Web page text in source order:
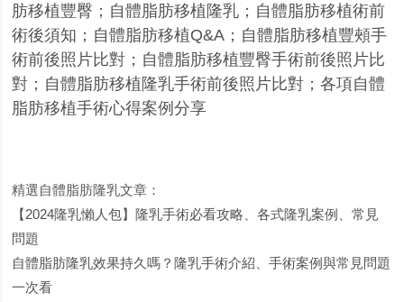
肪移植豐臀 ； 自體脂肪移植隆乳 ； 自體脂肪移植術前
術後須知 ； 自體脂肪移植Q&A ； 自體脂肪移植豐頰手
術前後照片比對 ； 自體脂肪移植豐臀手術前後照片比
對 ； 自體脂肪移植隆乳手術前後照片比對 ；各項自體
脂肪移植手術心得案例分享
精選自體脂肪隆乳文章：
【2024隆乳懶人包】隆乳手術必看攻略、各式隆乳案例、常見
問題
自體脂肪隆乳效果持久嗎？隆乳手術介紹、手術案例與常見問題
一次看